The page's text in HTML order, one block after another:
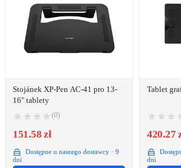
Stojánek XP-Pen AC-41 pro 13-
16" tablety
(0)
151.58 zł
Dostępne u naszego dostawcy · 9
dni
Tablet
420.27
dni